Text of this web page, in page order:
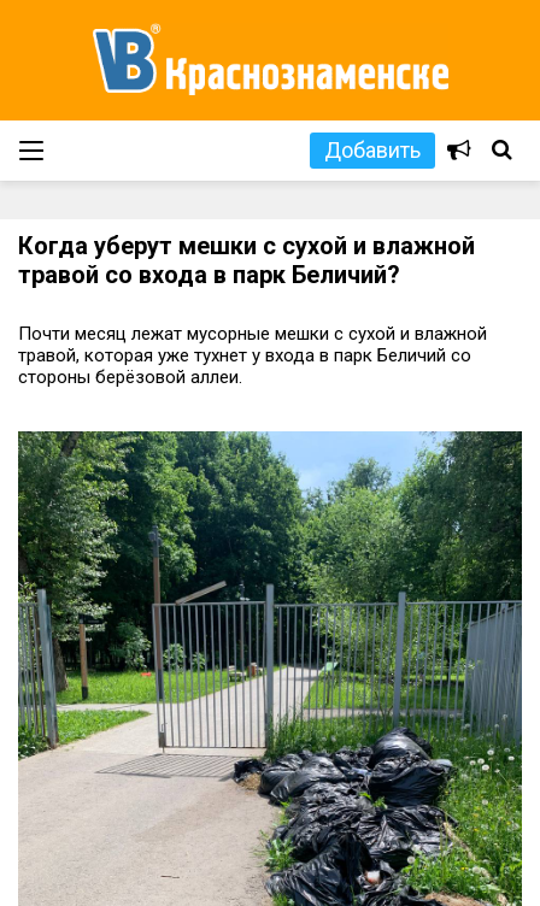
Добавить
Когда уберут мешки с сухой и влажной
травой со входа в парк Беличий?
Почти месяц лежат мусорные мешки с сухой и влажной
травой, которая уже тухнет у входа в парк Беличий со
стороны берёзовой аллеи.